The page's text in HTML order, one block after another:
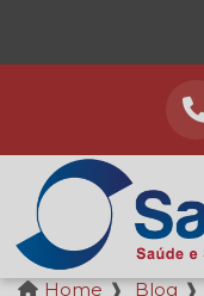
Home ❱ Blog ❱